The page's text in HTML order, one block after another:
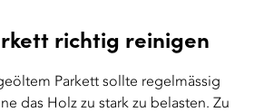
richtig reinigen
Parkett sollte regelmässig
das Holz zu stark zu belasten. Zu